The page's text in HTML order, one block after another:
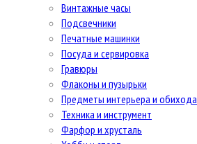
Винтажные часы
Подсвечники
Печатные машинки
Посуда и сервировка
Гравюры
Флаконы и пузырьки
Предметы интерьера и обихода
Техника и инструмент
Фарфор и хрусталь